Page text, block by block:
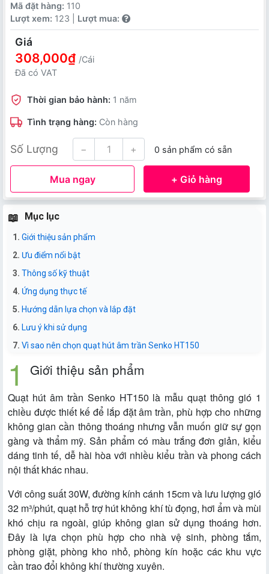
Mã đặt hàng: 110
Lượt xem: 123 | Lượt mua:
Giá
308,000₫ /Cái
Đã có VAT
Thời gian bảo hành: 1 năm
Tình trạng hàng: Còn hàng
Số Lượng − + 0 sản phẩm có sẵn
Mua ngay + Giỏ hàng
Mục lục
Giới thiệu sản phẩm
Ưu điểm nổi bật
Thông số kỹ thuật
Ứng dụng thực tế
Hướng dẫn lựa chọn và lắp đặt
Lưu ý khi sử dụng
Vì sao nên chọn quạt hút âm trần Senko HT150
Giới thiệu sản phẩm
Quạt hút âm trần Senko HT150 là mẫu quạt thông gió 1
chiều được thiết kế để lắp đặt âm trần, phù hợp cho những
không gian cần thông thoáng nhưng vẫn muốn giữ sự gọn
gàng và thẩm mỹ. Sản phẩm có màu trắng đơn giản, kiểu
dáng tinh tế, dễ hài hòa với nhiều kiểu trần và phong cách
nội thất khác nhau.
Với công suất 30W, đường kính cánh 15cm và lưu lượng gió
32 m³/phút, quạt hỗ trợ hút không khí tù đọng, hơi ẩm và mùi
khó chịu ra ngoài, giúp không gian sử dụng thoáng hơn.
Đây là lựa chọn phù hợp cho nhà vệ sinh, phòng tắm,
phòng giặt, phòng kho nhỏ, phòng kín hoặc các khu vực
cần trao đổi không khí thường xuyên.